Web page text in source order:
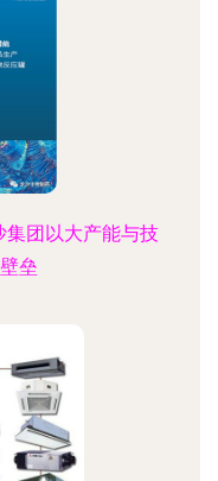
集团以大产能与技
垒